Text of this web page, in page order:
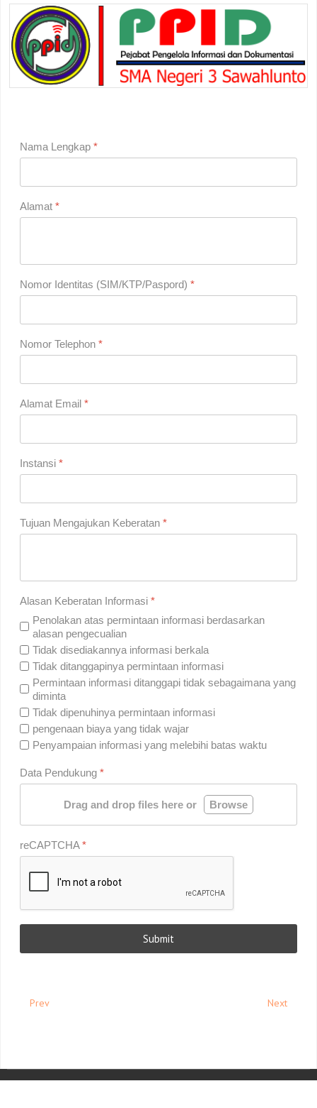
Nama Lengkap *
Alamat *
Nomor Identitas (SIM/KTP/Paspord) *
Nomor Telephon *
Alamat Email *
Instansi *
Tujuan Mengajukan Keberatan *
Alasan Keberatan Informasi *
Penolakan atas permintaan informasi berdasarkan
alasan pengecualian
Tidak disediakannya informasi berkala
Tidak ditanggapinya permintaan informasi
Permintaan informasi ditanggapi tidak sebagaimana yang
diminta
Tidak dipenuhinya permintaan informasi
pengenaan biaya yang tidak wajar
Penyampaian informasi yang melebihi batas waktu
Data Pendukung *
Drag and drop files here or Browse
reCAPTCHA*
Submit
Prev Next